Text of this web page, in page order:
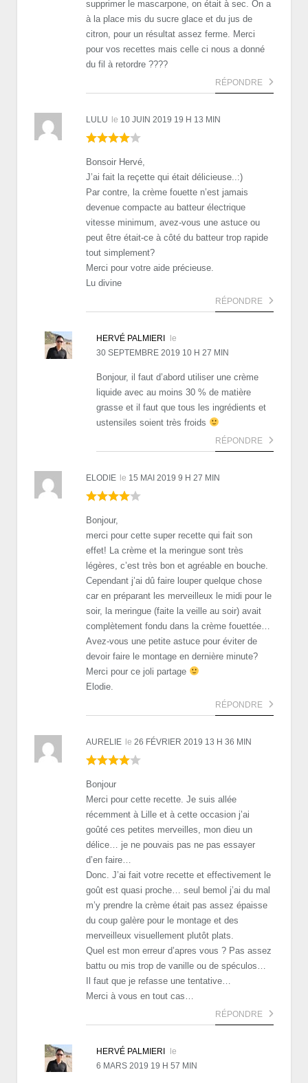
supprimer le mascarpone, on était à sec. On a
à la place mis du sucre glace et du jus de
citron, pour un résultat assez ferme. Merci
pour vos recettes mais celle ci nous a donné
du fil à retordre ????
RÉPONDRE
LULU le 10 JUIN 2019 19 H 13 MIN
Bonsoir Hervé,
J’ai fait la reçette qui était délicieuse..:)
Par contre, la crème fouette n’est jamais
devenue compacte au batteur électrique
vitesse minimum, avez-vous une astuce ou
peut être était-ce à côté du batteur trop rapide
tout simplement?
Merci pour votre aide précieuse.
Lu divine
RÉPONDRE
HERVÉ PALMIERI
le
30 SEPTEMBRE 2019 10 H 27 MIN
Bonjour, il faut d’abord utiliser une crème
liquide avec au moins 30 % de matière
grasse et il faut que tous les ingrédients et
ustensiles soient très froids
RÉPONDRE
ELODIE le 15 MAI 2019 9 H 27 MIN
Bonjour,
merci pour cette super recette qui fait son
effet! La crème et la meringue sont très
légères, c’est très bon et agréable en bouche.
Cependant j’ai dû faire louper quelque chose
car en préparant les merveilleux le midi pour le
soir, la meringue (faite la veille au soir) avait
complètement fondu dans la crème fouettée…
Avez-vous une petite astuce pour éviter de
devoir faire le montage en dernière minute?
Merci pour ce joli partage
Elodie.
RÉPONDRE
AURELIE le 26 FÉVRIER 2019 13 H 36 MIN
Bonjour
Merci pour cette recette. Je suis allée
récemment à Lille et à cette occasion j’ai
goûté ces petites merveilles, mon dieu un
délice… je ne pouvais pas ne pas essayer
d’en faire…
Donc. J’ai fait votre recette et effectivement le
goût est quasi proche… seul bemol j’ai du mal
m’y prendre la crème était pas assez épaisse
du coup galère pour le montage et des
merveilleux visuellement plutôt plats.
Quel est mon erreur d’apres vous ? Pas assez
battu ou mis trop de vanille ou de spéculos…
Il faut que je refasse une tentative…
Merci à vous en tout cas…
RÉPONDRE
HERVÉ PALMIERI
le
6 MARS 2019 19 H 57 MIN